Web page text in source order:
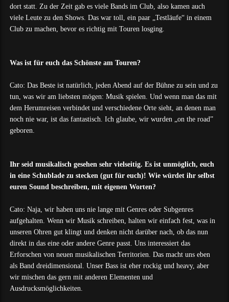
dort statt. Zu der Zeit gab es viele Bands im Club, also kamen auch
viele Leute zu den Shows. Das war toll, ein paar „Testläufe“ in einem
Club zu machen, bevor es richtig mit Touren losging.
Was ist für euch das Schönste am Touren?
Cato: Das Beste ist natürlich, jeden Abend auf der Bühne zu sein und zu
tun, was wir am liebsten mögen: Musik spielen. Und wenn man das mit
dem Herumreisen verbindet und verschiedene Orte sieht, an denen man
noch nie war, ist das fantastisch. Ich glaube, wir wurden „on the road”
geboren.
Ihr seid musikalisch gesehen sehr vielseitig. Es ist unmöglich, euch
in eine Schublade zu stecken (gut für euch)! Wie würdet ihr selbst
euren Sound beschreiben, mit eigenen Worten?
Cato: Naja, wir haben uns nie lange mit Genres oder Subgenres
aufgehalten. Wenn wir Musik schreiben, halten wir einfach fest, was in
unseren Ohren gut klingt und denken nicht darüber nach, ob das nun
direkt in das eine oder andere Genre passt. Uns interessiert das
Erforschen von neuen musikalischen Territorien. Das macht uns eben
als Band dreidimensional. Unser Bass ist eher rockig und heavy, aber
wir mischen das gern mit anderen Elementen und
Ausdrucksmöglichkeiten.